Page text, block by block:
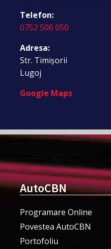
Telefon:
0752 506 050
Adresa:
Str. Timișorii
Lugoj
Google Maps
AutoCBN
Programare Online
Povestea AutoCBN
Portofoliu